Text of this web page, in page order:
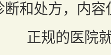
和处方，内
正规的医院